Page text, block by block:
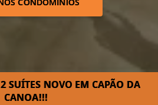
SUÍTES NOVO EM CAPÃO DA
CANOA!!!